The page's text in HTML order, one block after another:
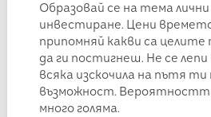
Образовай се на тема
инвестиране. Цени
припомняй какви са целите
да ги постигнеш. Не се
всяка изскочила на пътя ти
възможност.
много голяма.